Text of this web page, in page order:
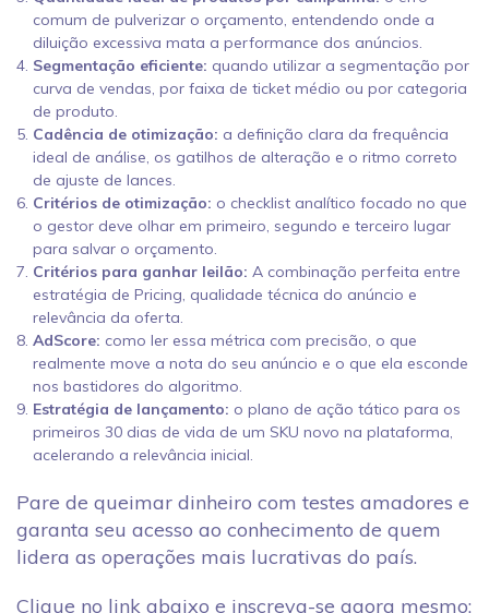
comum de pulverizar o orçamento, entendendo onde a
diluição excessiva mata a performance dos anúncios.
Segmentação eficiente: quando utilizar a segmentação por
curva de vendas, por faixa de ticket médio ou por categoria
de produto.
Cadência de otimização: a definição clara da frequência
ideal de análise, os gatilhos de alteração e o ritmo correto
de ajuste de lances.
Critérios de otimização: o checklist analítico focado no que
o gestor deve olhar em primeiro, segundo e terceiro lugar
para salvar o orçamento.
Critérios para ganhar leilão: A combinação perfeita entre
estratégia de Pricing, qualidade técnica do anúncio e
relevância da oferta.
AdScore: como ler essa métrica com precisão, o que
realmente move a nota do seu anúncio e o que ela esconde
nos bastidores do algoritmo.
Estratégia de lançamento: o plano de ação tático para os
primeiros 30 dias de vida de um SKU novo na plataforma,
acelerando a relevância inicial.
Pare de queimar dinheiro com testes amadores e
garanta seu acesso ao conhecimento de quem
lidera as operações mais lucrativas do país.
Clique no link abaixo e inscreva-se agora mesmo: